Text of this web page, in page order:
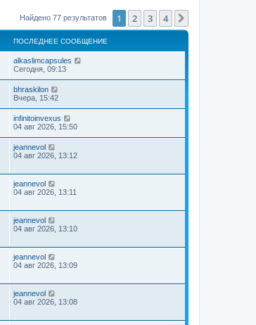
Найдено 77 результатов 1 2 3 4
ПОСЛЕДНЕЕ СООБЩЕНИЕ
alkaslimcapsules
Сегодня, 09:13
bhraskilon
Вчера, 15:42
infinitoinvexus
04 авг 2026, 15:50
jeannevol
04 авг 2026, 13:12
jeannevol
04 авг 2026, 13:11
jeannevol
04 авг 2026, 13:10
jeannevol
04 авг 2026, 13:09
jeannevol
04 авг 2026, 13:08